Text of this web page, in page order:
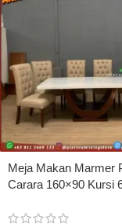
Meja Makan Marmer
Carara 160×90 Kursi